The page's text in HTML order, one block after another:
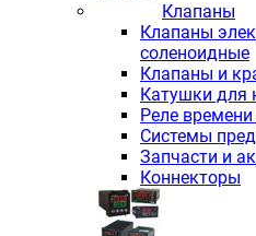
Клапаны
Клапаны
соленоидные
Клапаны и
Катушки для
Реле
Системы
Запчасти и
Коннекторы